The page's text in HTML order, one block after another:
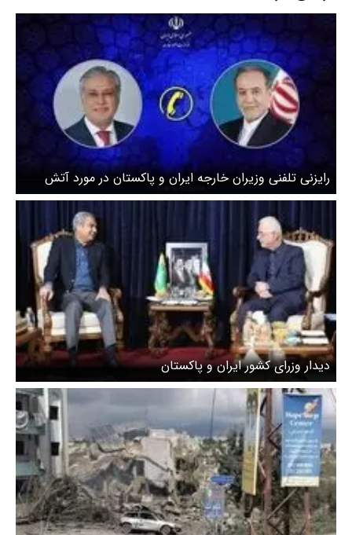
رایزنی تلفنی وزیران خارجه ایران و پاکستان در مورد آتش
بس
دیدار وزرای کشور ایران و پاکستان